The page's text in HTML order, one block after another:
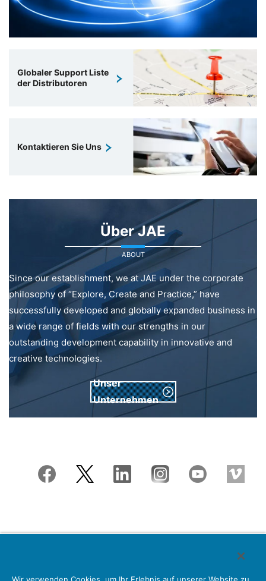
Globaler Support Liste
der Distributoren
Kontaktieren Sie Uns
Über JAE
ABOUT
Since our establishment, we at JAE under the corporate
philosophy of “Explore, Create and Practice,” have
successfully developed and globally expanded business in
a wide range of fields with our strengths in our
outstanding development capability in innovative and
creative technologies.
Unser
Unternehmen